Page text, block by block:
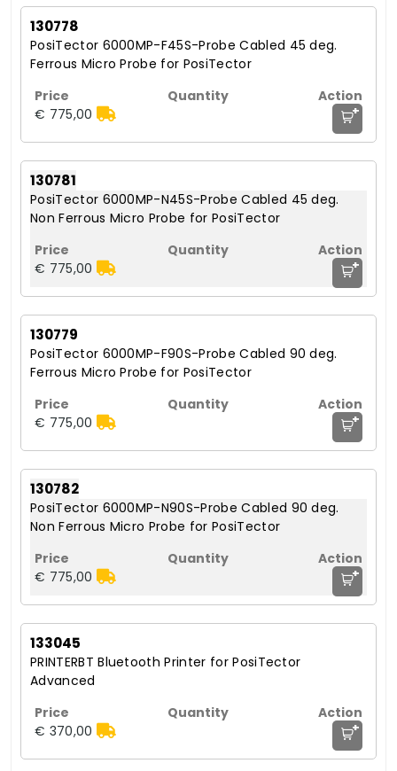
130778
PosiTector 6000MP-F45S-Probe Cabled 45 deg.
Ferrous Micro Probe for PosiTector
€ 775,00 +
130781
PosiTector 6000MP-N45S-Probe Cabled 45 deg.
Non Ferrous Micro Probe for PosiTector
€ 775,00 +
130779
PosiTector 6000MP-F90S-Probe Cabled 90 deg.
Ferrous Micro Probe for PosiTector
€ 775,00 +
130782
PosiTector 6000MP-N90S-Probe Cabled 90 deg.
Non Ferrous Micro Probe for PosiTector
€ 775,00 +
133045
PRINTERBT Bluetooth Printer for PosiTector
Advanced
€ 370,00 +